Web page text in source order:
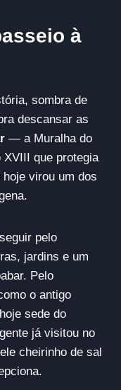
à
sombra de
descansar as
— a Muralha do
que protegia
virou um dos
pelo
jardins e um
Pelo
o antigo
sede do
já visitou no
cheirinho de sal